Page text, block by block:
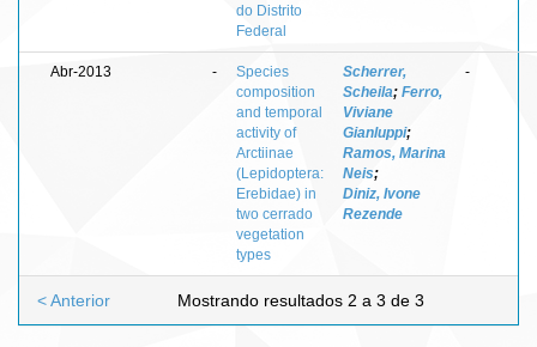
do Distrito
Federal
Abr-2013 -
Species
composition
and temporal
activity of
Arctiinae
(Lepidoptera:
Erebidae) in
two cerrado
vegetation
types
Scherrer,
Scheila; Ferro,
Viviane
Gianluppi;
Ramos, Marina
Neis;
Diniz, Ivone
Rezende
-
Mostrando resultados 2 a 3 de 3
< Anterior